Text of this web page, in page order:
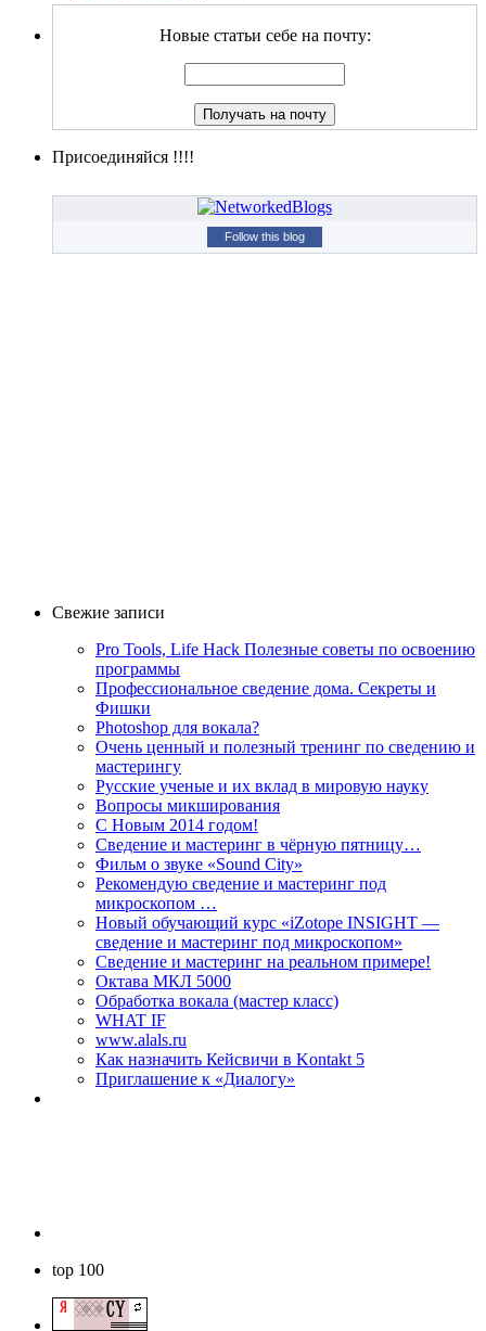
Новые статьи себе на почту:
Присоединяйся !!!!
Follow this blog
Свежие записи
Pro Tools, Life Hack Полезные советы по освоению
программы
Профессиональное сведение дома. Секреты и
Фишки
Photoshop для вокала?
Очень ценный и полезный тренинг по сведению и
мастерингу
Русские ученые и их вклад в мировую науку
Вопросы микширования
C Новым 2014 годом!
Сведение и мастеринг в чёрную пятницу…
Фильм о звуке «Sоund Сity»
Рекомендую сведение и мастеринг под
микроскопом …
Новый обучающий курс «iZotope INSIGHT —
сведение и мастеринг под микроскопом»
Сведение и мастеринг на реальном примере!
Октава МКЛ 5000
Обработка вокала (мастер класс)
WHAT IF
www.alals.ru
Как назначить Кейсвичи в Kontakt 5
Приглашение к «Диалогу»
top 100